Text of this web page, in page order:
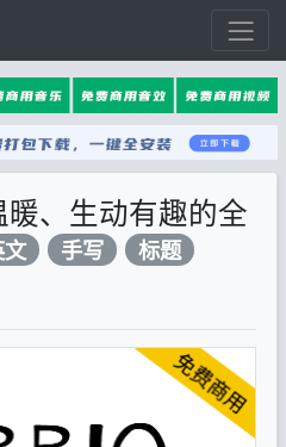
暖、生动有趣的全
手写
标题